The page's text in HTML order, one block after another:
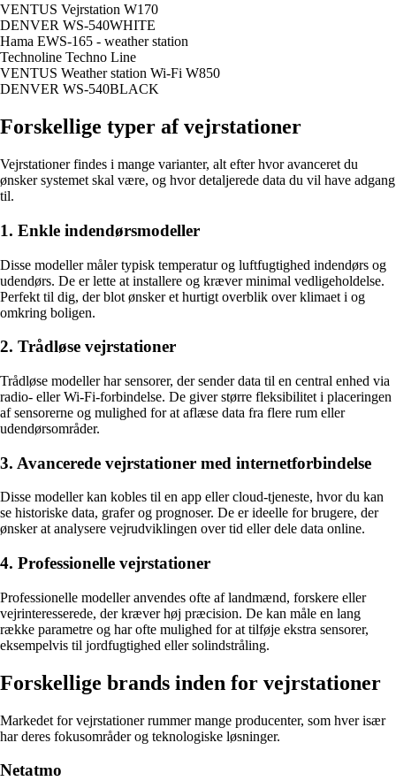
VENTUS Vejrstation W170
DENVER WS-540WHITE
Hama EWS-165 - weather station
Technoline Techno Line
VENTUS Weather station Wi-Fi W850
DENVER WS-540BLACK
Forskellige typer af vejrstationer
Vejrstationer findes i mange varianter, alt efter hvor avanceret du
ønsker systemet skal være, og hvor detaljerede data du vil have adgang
til.
1. Enkle indendørsmodeller
Disse modeller måler typisk temperatur og luftfugtighed indendørs og
udendørs. De er lette at installere og kræver minimal vedligeholdelse.
Perfekt til dig, der blot ønsker et hurtigt overblik over klimaet i og
omkring boligen.
2. Trådløse vejrstationer
Trådløse modeller har sensorer, der sender data til en central enhed via
radio- eller Wi-Fi-forbindelse. De giver større fleksibilitet i placeringen
af sensorerne og mulighed for at aflæse data fra flere rum eller
udendørsområder.
3. Avancerede vejrstationer med internetforbindelse
Disse modeller kan kobles til en app eller cloud-tjeneste, hvor du kan
se historiske data, grafer og prognoser. De er ideelle for brugere, der
ønsker at analysere vejrudviklingen over tid eller dele data online.
4. Professionelle vejrstationer
Professionelle modeller anvendes ofte af landmænd, forskere eller
vejrinteresserede, der kræver høj præcision. De kan måle en lang
række parametre og har ofte mulighed for at tilføje ekstra sensorer,
eksempelvis til jordfugtighed eller solindstråling.
Forskellige brands inden for vejrstationer
Markedet for vejrstationer rummer mange producenter, som hver især
har deres fokusområder og teknologiske løsninger.
Netatmo